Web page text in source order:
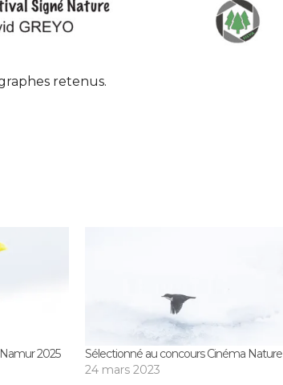
retenus.
2025
Sélectionné au concours Cinéma Nature
24 mars 2023